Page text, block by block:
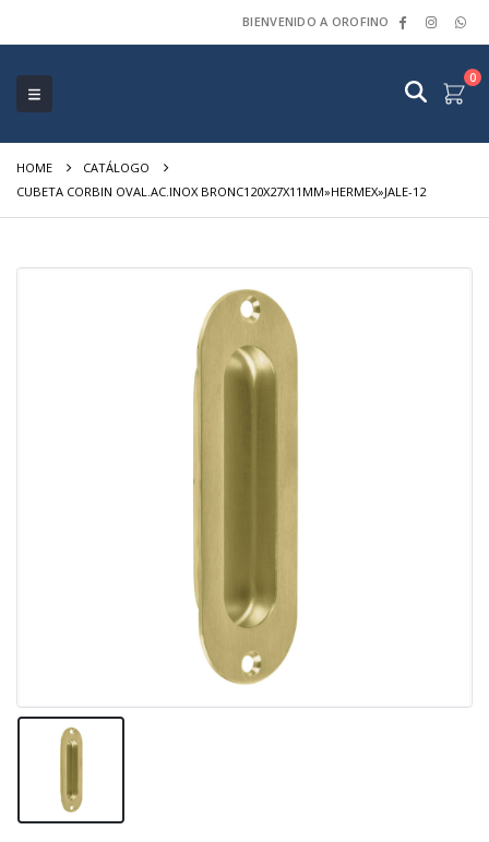
BIENVENIDO A OROFINO
0
HOME
CATÁLOGO
CUBETA CORBIN OVAL.AC.INOX BRONC120X27X11MM»HERMEX»JALE-12